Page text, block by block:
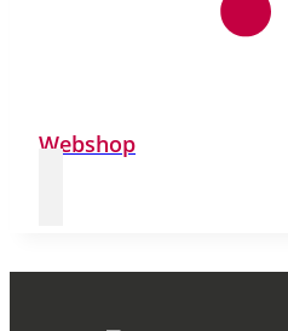
Webshop